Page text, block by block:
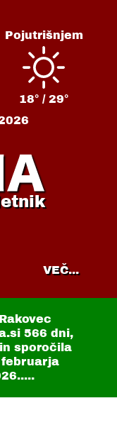
Pojutrišnjem
18° / 29°
VEČ...
566 dni,
sporočila
februarja